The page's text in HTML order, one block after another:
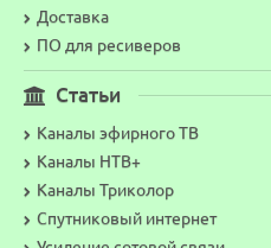
Доставка
ПО для ресиверов
Статьи
Каналы эфирного ТВ
Каналы НТВ+
Каналы Триколор
Спутниковый интернет